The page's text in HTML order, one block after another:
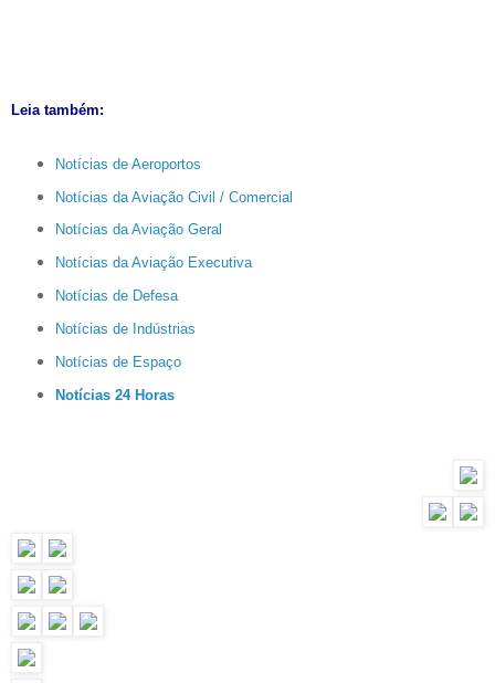
Leia também:
Notícias de Aeroportos
Notícias da Aviação Civil / Comercial
Notícias da Aviação Geral
Notícias da Aviação Executiva
Notícias de Defesa
Notícias de Indústrias
Notícias de Espaço
Notícias 24 Horas